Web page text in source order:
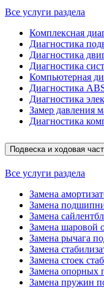
Все услуги раздела
Комплексная
Диагностика
Диагностика
Диагностика
Компьютерная
Диагностика
Диагностика
Замер давления
Диагностика
Подвеска и ходовая
Все услуги раздела
Замена
Замена
Замена
Замена шаровой
Замена рычага
Замена
Замена стоек
Замена опорных
Замена пружин